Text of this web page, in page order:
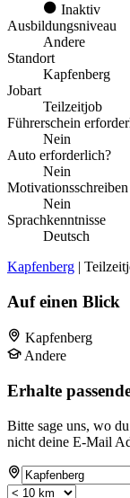
Inaktiv
Ausbildungsniveau
Andere
Standort
Kapfenberg
Jobart
Teilzeitjob
Führerschein
Nein
Auto erforderlich?
Nein
Nein
Sprachkenntnisse
Deutsch
Kapfenberg |
Auf einen Blick
Kapfenberg
Andere
Erhalte
Bitte sage uns, wo
nicht deine E-Mail